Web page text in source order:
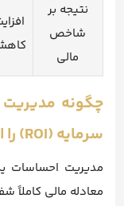
نتیجه بر
شاخص
مالی
چگونه
سرمایه (ROI) را افزایش می‌دهد؟
مدیریت احساسات
معادله مالی کاملاً